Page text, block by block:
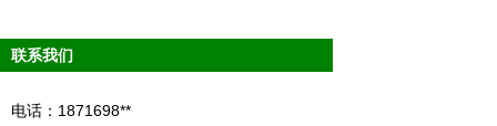
联系我们
电话：1871698**